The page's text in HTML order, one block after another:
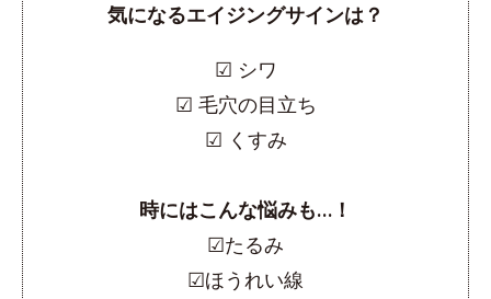
気になるエイジングサインは？
☑︎ シワ
☑︎ 毛穴の目立ち
☑︎ くすみ
時にはこんな悩みも…！
☑︎たるみ
☑︎ほうれい線